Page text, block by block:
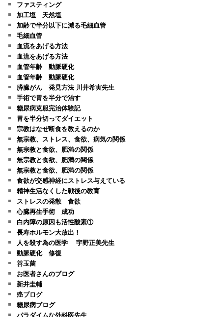
ファスティング
加工塩 天然塩
加齢で半分以下に減る毛細血管
毛細血管
血流をあげる方法
血流をあげる方法
血管年齢 動脈硬化
血管年齢 動脈硬化
膵臓がん 発見方法 川井希実先生
手術で胃を半分で治す
糖尿病克服完治体験記
胃を半分切ってダイエット
宗教はなぜ断食を教えるのか
無宗教、ストレス、食欲、病気の関係
無宗教と食欲、肥満の関係
無宗教と食欲、肥満の関係
無宗教と食欲、肥満の関係
食欲が交感神経にストレス与えている
精神生活なくした戦後の教育
ストレスの発散 食欲
心臓再生手術 成功
白内障の原因も活性酸素①
長寿ホルモン大放出！
人を殺す為の医学 宇野正美先生
動脈硬化 修復
善玉菌
お医者さんのブログ
新井圭輔
癌ブログ
糖尿病ブログ
パラダイムな外科医先生